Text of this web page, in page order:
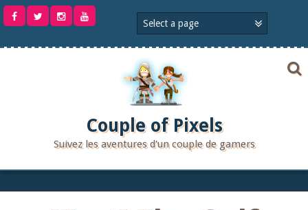
Aller
Couple of Pixels
Suivez les aventures d'un couple de gamers